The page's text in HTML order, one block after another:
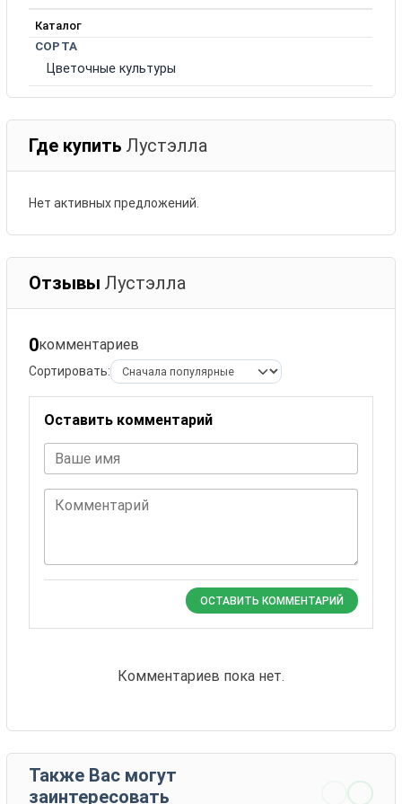
Каталог
СОРТА
Цветочные культуры
Где купить Лустэлла
Нет активных предложений.
Отзывы Лустэлла
0комментариев
Сортировать:
Оставить комментарий
Ваше имя
Комментарий
ОСТАВИТЬ КОММЕНТАРИЙ
Комментариев пока нет.
Также Вас могут
заинтересовать